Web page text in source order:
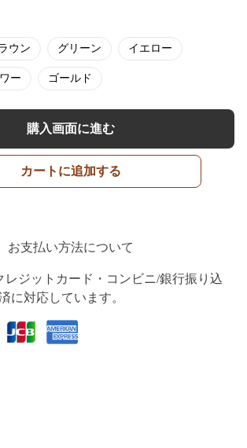
ウン グリーン イエロー
ー ゴールド
購入画面に進む
カートに追加する
お支払い方法について
レジットカード・コンビニ/銀行振り込
に対応しています。